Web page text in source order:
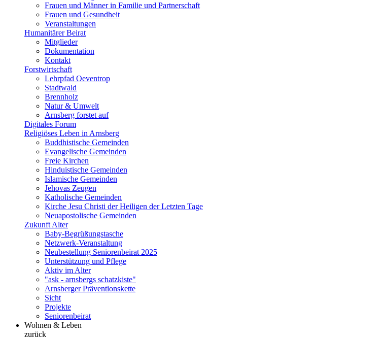
Frauen und Männer in Familie und Partnerschaft
Frauen und Gesundheit
Veranstaltungen
Humanitärer Beirat
Mitglieder
Dokumentation
Kontakt
Forstwirtschaft
Lehrpfad Oeventrop
Stadtwald
Brennholz
Natur & Umwelt
Arnsberg forstet auf
Digitales Forum
Religiöses Leben in Arnsberg
Buddhistische Gemeinden
Evangelische Gemeinden
Freie Kirchen
Hinduistische Gemeinden
Islamische Gemeinden
Jehovas Zeugen
Katholische Gemeinden
Kirche Jesu Christi der Heiligen der Letzten Tage
Neuapostolische Gemeinden
Zukunft Alter
Baby-Begrüßungstasche
Netzwerk-Veranstaltung
Neubestellung Seniorenbeirat 2025
Unterstützung und Pflege
Aktiv im Alter
"ask - arnsbergs schatzkiste"
Arnsberger Präventionskette
Sicht
Projekte
Seniorenbeirat
Wohnen & Leben
zurück